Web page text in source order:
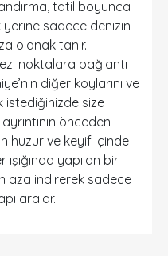
tatil boyunca
sadece denizin
olanak tanır.
noktalara bağlantı
diğer koylarını ve
istediğinizde size
önceden
huzur ve keyif içinde
yapılan bir
aza indirerek sadece
aralar.